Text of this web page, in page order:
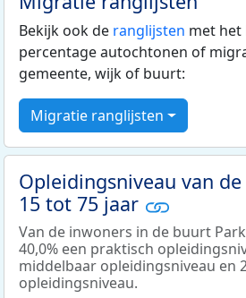
Bekijk ook de ranglijsten met het
percentage autochtonen of
gemeente, wijk of buurt:
Migratie ranglijsten
Opleidingsniveau van
15 tot 75 jaar
Van de inwoners in de buurt
40,0% een praktisch
middelbaar opleidingsniveau en
opleidingsniveau.